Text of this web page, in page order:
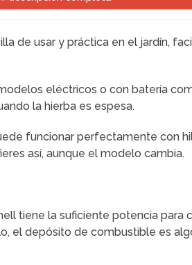
de usar y práctica en el jardín,
eléctricos o con batería
la hierba es espesa.
funcionar perfectamente con
así, aunque el modelo cambia.
tiene la suficiente potencia para
el depósito de combustible es